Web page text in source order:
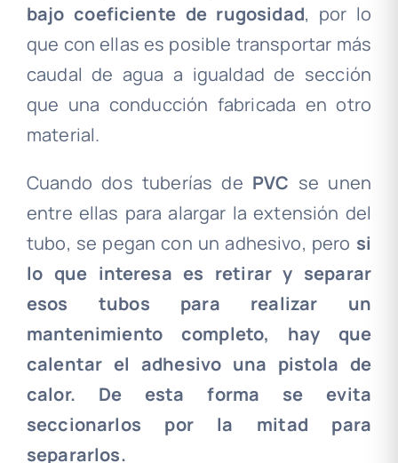
bajo coeficiente de rugosidad, por lo
que con ellas es posible transportar más
caudal de agua a igualdad de sección
que una conducción fabricada en otro
material.
Cuando dos tuberías de PVC se unen
entre ellas para alargar la extensión del
tubo, se pegan con un adhesivo, pero si
lo que interesa es retirar y separar
esos tubos para realizar un
mantenimiento completo, hay que
calentar el adhesivo una pistola de
calor. De esta forma se evita
seccionarlos por la mitad para
separarlos.